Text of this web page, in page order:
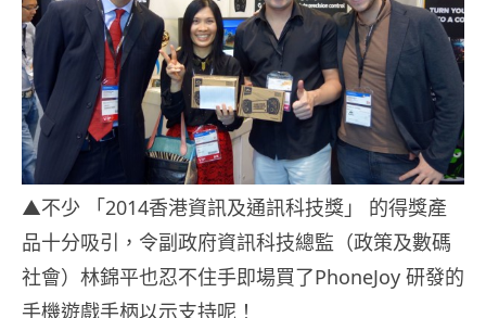
▲不少 「2014香港資訊及通訊科技獎」 的得獎產
品十分吸引，令副政府資訊科技總監（政策及數碼
社會）林錦平也忍不住手即場買了PhoneJoy 研發的
手機遊戲手柄以示支持呢！